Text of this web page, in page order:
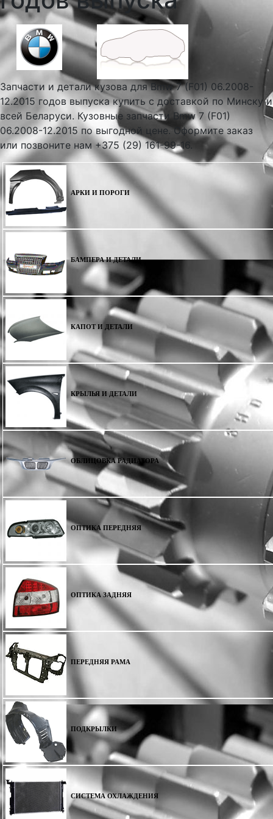
Запчасти и детали кузова для Bmw 7 (F01) 06.2008-
12.2015 годов выпуска купить с доставкой по Минску и
всей Беларуси. Кузовные запчасти Bmw 7 (F01)
06.2008-12.2015 по выгодной цене. Оформите заказ
или позвоните нам +375 (29) 161-99-16.
АРКИ И ПОРОГИ
БАМПЕРА И ДЕТАЛИ
КАПОТ И ДЕТАЛИ
КРЫЛЬЯ И ДЕТАЛИ
ОБЛИЦОВКА РАДИАТОРА
ОПТИКА ПЕРЕДНЯЯ
ОПТИКА ЗАДНЯЯ
ПЕРЕДНЯЯ РАМА
ПОДКРЫЛКИ
СИСТЕМА ОХЛАЖДЕНИЯ